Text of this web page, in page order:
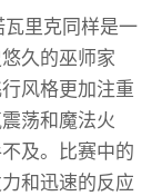
瓦里克同样是一
久的巫师家
风格更加注重
荡和魔法火
及。比赛中的
和迅速的反应